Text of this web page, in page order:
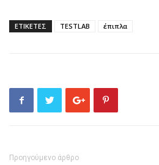
ΕΤΙΚΕΤΕΣ TESTLAB έπιπλα
Προηγούμενο άρθρο